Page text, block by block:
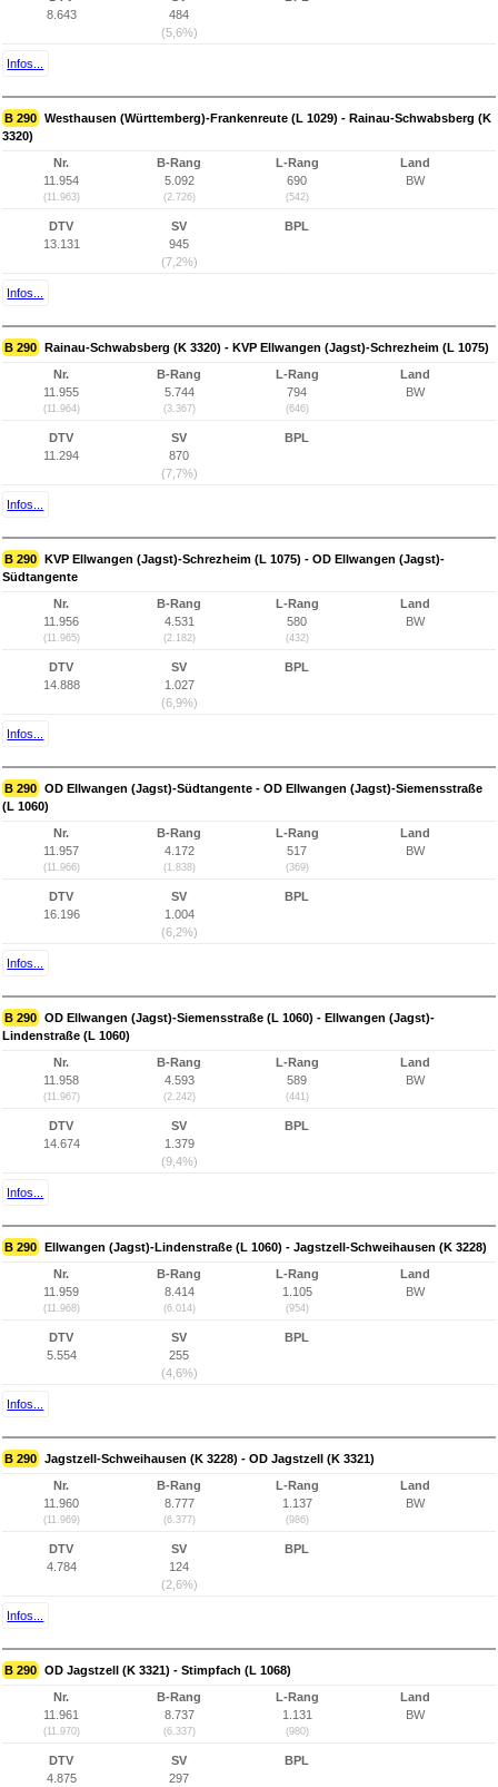
8.643
484
(5,6%)
Infos...
B 290 Westhausen (Württemberg)-Frankenreute (L 1029) - Rainau-Schwabsberg (K
3320)
Nr.
11.954
(11.963)
B-Rang
5.092
(2.726)
L-Rang
690
(542)
Land
BW
DTV
13.131
SV
945
(7,2%)
BPL
Infos...
B 290 Rainau-Schwabsberg (K 3320) - KVP Ellwangen (Jagst)-Schrezheim (L 1075)
Nr.
11.955
(11.964)
B-Rang
5.744
(3.367)
L-Rang
794
(646)
Land
BW
DTV
11.294
SV
870
(7,7%)
BPL
Infos...
B 290 KVP Ellwangen (Jagst)-Schrezheim (L 1075) - OD Ellwangen (Jagst)-
Südtangente
Nr.
11.956
(11.965)
B-Rang
4.531
(2.182)
L-Rang
580
(432)
Land
BW
DTV
14.888
SV
1.027
(6,9%)
BPL
Infos...
B 290 OD Ellwangen (Jagst)-Südtangente - OD Ellwangen (Jagst)-Siemensstraße
(L 1060)
Nr.
11.957
(11.966)
B-Rang
4.172
(1.838)
L-Rang
517
(369)
Land
BW
DTV
16.196
SV
1.004
(6,2%)
BPL
Infos...
B 290 OD Ellwangen (Jagst)-Siemensstraße (L 1060) - Ellwangen (Jagst)-
Lindenstraße (L 1060)
Nr.
11.958
(11.967)
B-Rang
4.593
(2.242)
L-Rang
589
(441)
Land
BW
DTV
14.674
SV
1.379
(9,4%)
BPL
Infos...
B 290 Ellwangen (Jagst)-Lindenstraße (L 1060) - Jagstzell-Schweihausen (K 3228)
Nr.
11.959
(11.968)
B-Rang
8.414
(6.014)
L-Rang
1.105
(954)
Land
BW
DTV
5.554
SV
255
(4,6%)
BPL
Infos...
B 290 Jagstzell-Schweihausen (K 3228) - OD Jagstzell (K 3321)
Nr.
11.960
(11.969)
B-Rang
8.777
(6.377)
L-Rang
1.137
(986)
Land
BW
DTV
4.784
SV
124
(2,6%)
BPL
Infos...
B 290 OD Jagstzell (K 3321) - Stimpfach (L 1068)
Nr.
11.961
(11.970)
B-Rang
8.737
(6.337)
L-Rang
1.131
(980)
Land
BW
DTV
4.875
SV
297
BPL